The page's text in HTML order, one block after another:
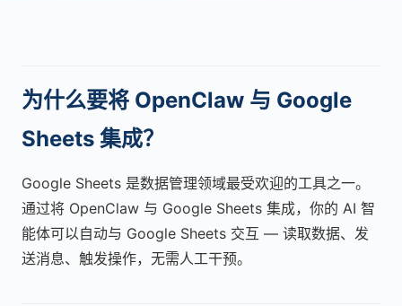
为什么要将 OpenClaw 与 Google
Sheets 集成？
Google Sheets 是数据管理领域最受欢迎的工具之一。
通过将 OpenClaw 与 Google Sheets 集成，你的 AI 智
能体可以自动与 Google Sheets 交互 — 读取数据、发
送消息、触发操作，无需人工干预。